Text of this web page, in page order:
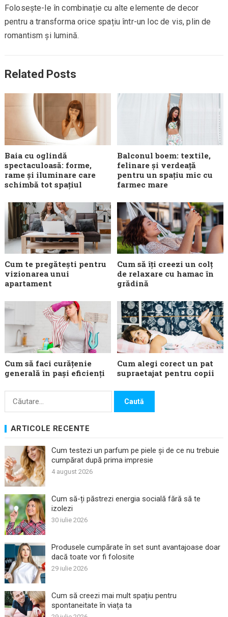
Folosește-le în combinație cu alte elemente de decor
pentru a transforma orice spațiu într-un loc de vis, plin de
romantism și lumină.
Related Posts
Baia cu oglindă
spectaculoasă: forme,
rame și iluminare care
schimbă tot spațiul
Balconul boem: textile,
felinare și verdeață
pentru un spațiu mic cu
farmec mare
Cum te pregătești pentru
vizionarea unui
apartament
Cum să îți creezi un colț
de relaxare cu hamac în
grădină
Cum să faci curățenie
generală în pași eficienți
Cum alegi corect un pat
supraetajat pentru copii
ARTICOLE RECENTE
Cum testezi un parfum pe piele și de ce nu trebuie
cumpărat după prima impresie
4 august 2026
Cum să-ți păstrezi energia socială fără să te
izolezi
30 iulie 2026
Produsele cumpărate în set sunt avantajoase doar
dacă toate vor fi folosite
29 iulie 2026
Cum să creezi mai mult spațiu pentru
spontaneitate în viața ta